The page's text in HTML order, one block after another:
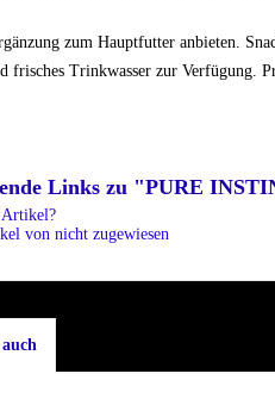
zum Hauptfutter anbieten.
frisches Trinkwasser zur Verfügung.
Links zu "PURE
Artikel?
von nicht zugewiesen